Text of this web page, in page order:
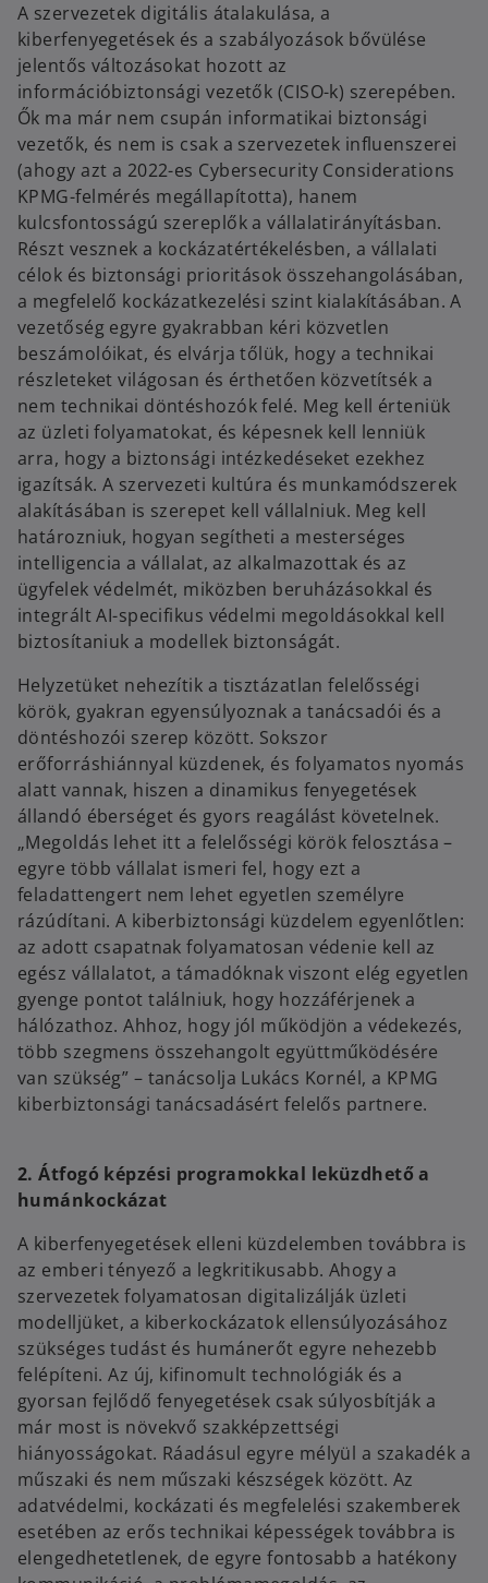
A szervezetek digitális átalakulása, a
kiberfenyegetések és a szabályozások bővülése
jelentős változásokat hozott az
információbiztonsági vezetők (CISO-k) szerepében.
Ők ma már nem csupán informatikai biztonsági
vezetők, és nem is csak a szervezetek influenszerei
(ahogy azt a 2022-es Cybersecurity Considerations
KPMG-felmérés megállapította), hanem
kulcsfontosságú szereplők a vállalatirányításban.
Részt vesznek a kockázatértékelésben, a vállalati
célok és biztonsági prioritások összehangolásában,
a megfelelő kockázatkezelési szint kialakításában. A
vezetőség egyre gyakrabban kéri közvetlen
beszámolóikat, és elvárja tőlük, hogy a technikai
részleteket világosan és érthetően közvetítsék a
nem technikai döntéshozók felé. Meg kell érteniük
az üzleti folyamatokat, és képesnek kell lenniük
arra, hogy a biztonsági intézkedéseket ezekhez
igazítsák. A szervezeti kultúra és munkamódszerek
alakításában is szerepet kell vállalniuk. Meg kell
határozniuk, hogyan segítheti a mesterséges
intelligencia a vállalat, az alkalmazottak és az
ügyfelek védelmét, miközben beruházásokkal és
integrált AI-specifikus védelmi megoldásokkal kell
biztosítaniuk a modellek biztonságát.
Helyzetüket nehezítik a tisztázatlan felelősségi
körök, gyakran egyensúlyoznak a tanácsadói és a
döntéshozói szerep között. Sokszor
erőforráshiánnyal küzdenek, és folyamatos nyomás
alatt vannak, hiszen a dinamikus fenyegetések
állandó éberséget és gyors reagálást követelnek.
„Megoldás lehet itt a felelősségi körök felosztása –
egyre több vállalat ismeri fel, hogy ezt a
feladattengert nem lehet egyetlen személyre
rázúdítani. A kiberbiztonsági küzdelem egyenlőtlen:
az adott csapatnak folyamatosan védenie kell az
egész vállalatot, a támadóknak viszont elég egyetlen
gyenge pontot találniuk, hogy hozzáférjenek a
hálózathoz. Ahhoz, hogy jól működjön a védekezés,
több szegmens összehangolt együttműködésére
van szükség” – tanácsolja Lukács Kornél, a KPMG
kiberbiztonsági tanácsadásért felelős partnere.
2. Átfogó képzési programokkal leküzdhető a
humánkockázat
A kiberfenyegetések elleni küzdelemben továbbra is
az emberi tényező a legkritikusabb. Ahogy a
szervezetek folyamatosan digitalizálják üzleti
modelljüket, a kiberkockázatok ellensúlyozásához
szükséges tudást és humánerőt egyre nehezebb
felépíteni. Az új, kifinomult technológiák és a
gyorsan fejlődő fenyegetések csak súlyosbítják a
már most is növekvő szakképzettségi
hiányosságokat. Ráadásul egyre mélyül a szakadék a
műszaki és nem műszaki készségek között. Az
adatvédelmi, kockázati és megfelelési szakemberek
esetében az erős technikai képességek továbbra is
elengedhetetlenek, de egyre fontosabb a hatékony